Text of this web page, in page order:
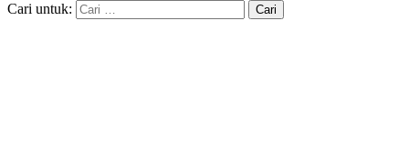
Cari untuk: